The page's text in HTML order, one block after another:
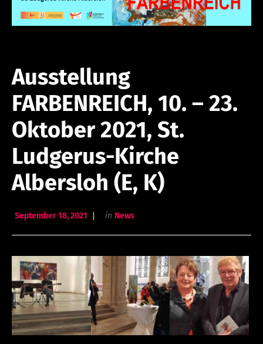
Ausstellung
FARBENREICH, 10. – 23.
Oktober 2021, St.
Ludgerus-Kirche
Albersloh (E, K)
September 18, 2021 in News